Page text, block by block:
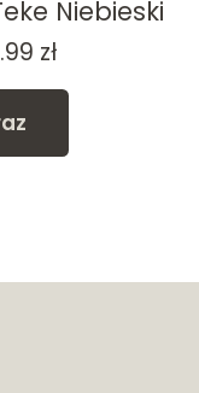
Niebieski
zł